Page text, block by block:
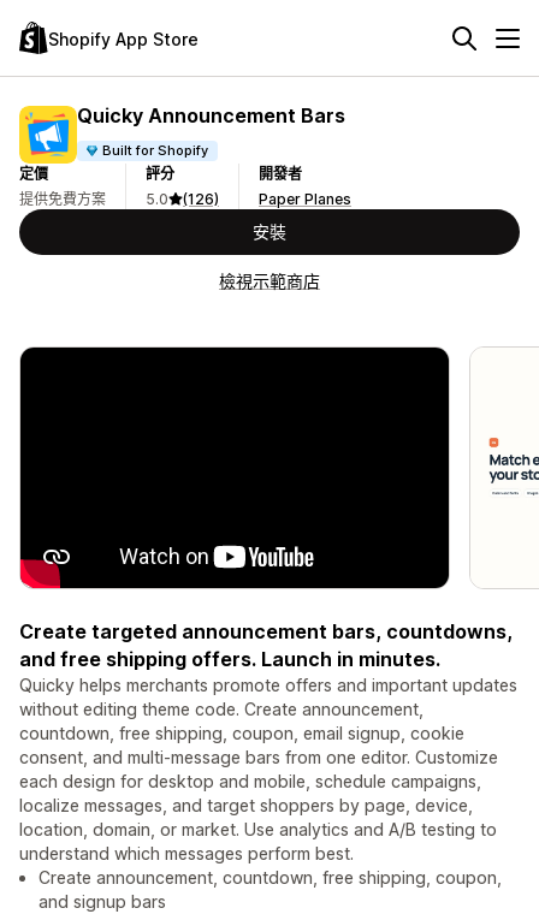
Shopify App Store
Quicky Announcement Bars
Built for Shopify
定價
提供免費方案
評分
5.0
(126)
開發者
Paper Planes
安裝
檢視示範商店
Create targeted announcement bars, countdowns,
and free shipping offers. Launch in minutes.
Quicky helps merchants promote offers and important updates
without editing theme code. Create announcement,
countdown, free shipping, coupon, email signup, cookie
consent, and multi-message bars from one editor. Customize
each design for desktop and mobile, schedule campaigns,
localize messages, and target shoppers by page, device,
location, domain, or market. Use analytics and A/B testing to
understand which messages perform best.
Create announcement, countdown, free shipping, coupon,
and signup bars